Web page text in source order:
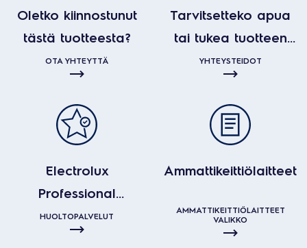
Oletko kiinnostunut
tästä tuotteesta?
OTA YHTEYTTÄ
Tarvitsetteko apua
tai tukea tuotteen
kanssa?
YHTEYSTEIDOT
Electrolux
Professional
huoltopalvelut
HUOLTOPALVELUT
Ammattikeittiölaitteet
AMMATTIKEITTIÖLAITTEET
VALIKKO